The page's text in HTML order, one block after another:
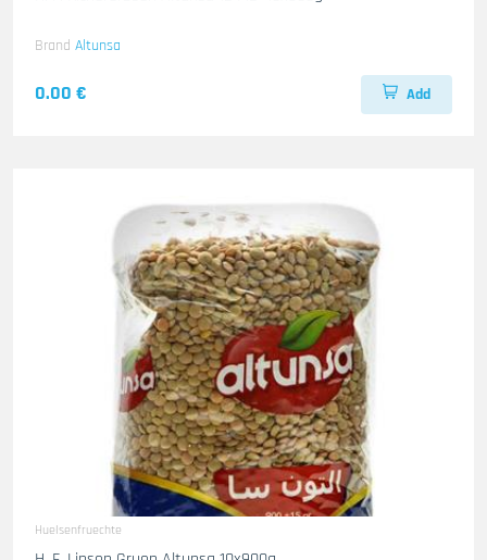
Brand Altunsa
0.00 € Add
Huelsenfruechte